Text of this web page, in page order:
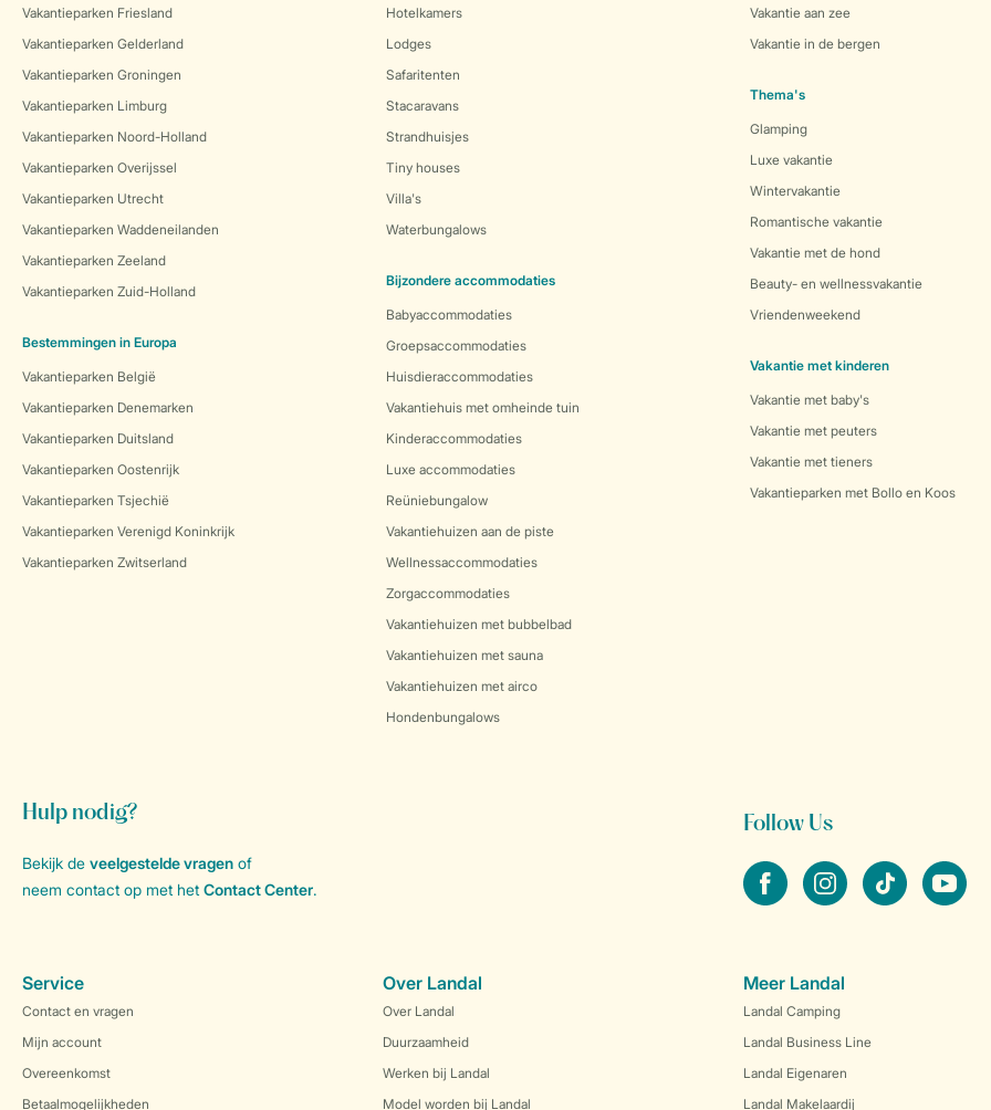
Vakantieparken Friesland
Vakantieparken Gelderland
Vakantieparken Groningen
Vakantieparken Limburg
Vakantieparken Noord-Holland
Vakantieparken Overijssel
Vakantieparken Utrecht
Vakantieparken Waddeneilanden
Vakantieparken Zeeland
Vakantieparken Zuid-Holland
Bestemmingen in Europa
Vakantieparken België
Vakantieparken Denemarken
Vakantieparken Duitsland
Vakantieparken Oostenrijk
Vakantieparken Tsjechië
Vakantieparken Verenigd Koninkrijk
Vakantieparken Zwitserland
Hotelkamers
Lodges
Safaritenten
Stacaravans
Strandhuisjes
Tiny houses
Villa's
Waterbungalows
Bijzondere accommodaties
Babyaccommodaties
Groepsaccommodaties
Huisdieraccommodaties
Vakantiehuis met omheinde tuin
Kinderaccommodaties
Luxe accommodaties
Reüniebungalow
Vakantiehuizen aan de piste
Wellnessaccommodaties
Zorgaccommodaties
Vakantiehuizen met bubbelbad
Vakantiehuizen met sauna
Vakantiehuizen met airco
Hondenbungalows
Vakantie aan zee
Vakantie in de bergen
Thema's
Glamping
Luxe vakantie
Wintervakantie
Romantische vakantie
Vakantie met de hond
Beauty- en wellnessvakantie
Vriendenweekend
Vakantie met kinderen
Vakantie met baby's
Vakantie met peuters
Vakantie met tieners
Vakantieparken met Bollo en Koos
Hulp nodig?
Bekijk de veelgestelde vragen of
neem contact op met het Contact Center.
Follow Us
facebookinstagramtiktok youtube
Service
Contact en vragen
Mijn account
Overeenkomst
Betaalmogelijkheden
Over Landal
Over Landal
Duurzaamheid
Werken bij Landal
Model worden bij Landal
Meer Landal
Landal Camping
Landal Business Line
Landal Eigenaren
Landal Makelaardij